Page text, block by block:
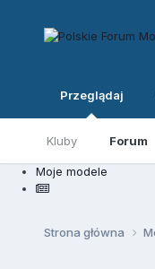
Przeglądaj
Kluby Forum
Moje modele
Strona główna